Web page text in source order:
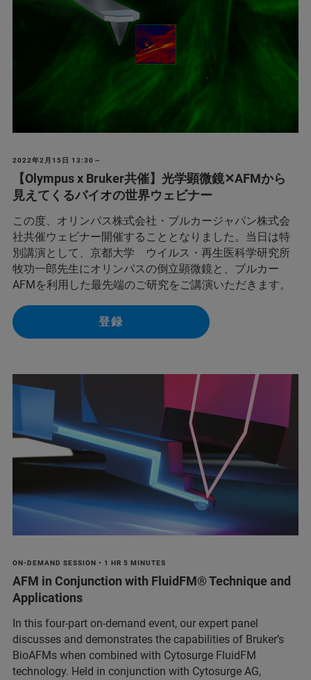
2022年2月15日 13:30～
【Olympus x Bruker共催】光学顕微鏡✕AFMから
見えてくるバイオの世界ウェビナー
この度、オリンパス株式会社・ブルカージャパン株式会
社共催ウェビナー開催することとなりました。当日は特
別講演として、京都大学 ウイルス・再生医科学研究所
牧功一郎先生にオリンパスの倒立顕微鏡と、ブルカー
AFMを利用した最先端のご研究をご講演いただきます。
登録
ON-DEMAND SESSION • 1 HR 5 MINUTES
AFM in Conjunction with FluidFM® Technique and
Applications
In this four-part on-demand event, our expert panel
discusses and demonstrates the capabilities of Bruker’s
BioAFMs when combined with Cytosurge FluidFM
technology. Held in conjunction with Cytosurge AG,